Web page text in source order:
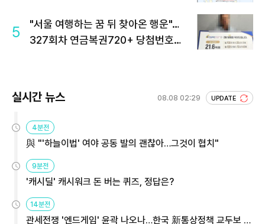
5
"서울 여행하는 꿈 뒤 찾아온 행운"…
327회차 연금복권720+ 당첨번호조
실시간 뉴스 08.08 02:29 UPDATE
4분전
與 "'하늘이법' 여야 공동 발의 괜찮아…그것이 협치"
9분전
'캐시딜' 캐시워크 돈 버는 퀴즈, 정답은?
14분전
관세전쟁 '엔드게임' 윤곽 나오나…한국 新통상정책 교두보 활